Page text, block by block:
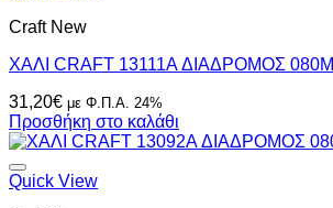
Craft New
ΧΑΛΙ CRAFT 13111A ΔΙΑΔΡΟΜΟΣ 080M
31,20€ με Φ.Π.Α. 24%
Προσθήκη στο καλάθι
Quick View